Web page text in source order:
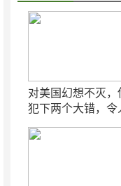
对美国幻想不灭，
犯下两个大错，令